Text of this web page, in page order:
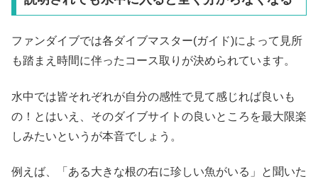
ファンダイブでは各ダイブマスター(ガイド)によって見所
も踏まえ時間に伴ったコース取りが決められています。
水中では皆それぞれが自分の感性で見て感じれば良いも
の！とはいえ、そのダイブサイトの良いところを最大限楽
しみたいというが本音でしょう。
例えば、「ある大きな根の右に珍しい魚がいる」と聞いた